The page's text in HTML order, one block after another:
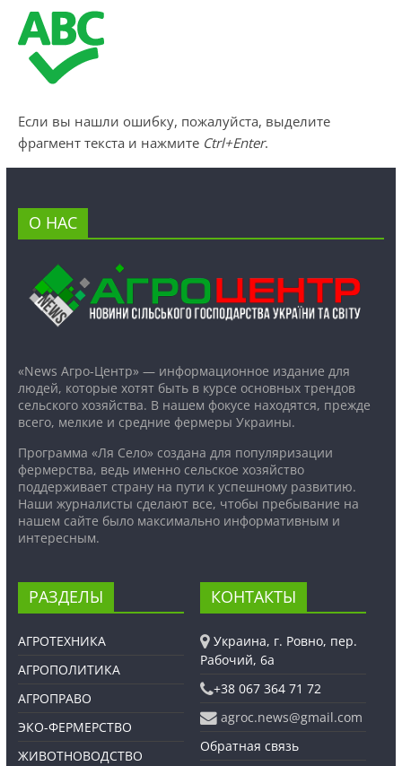
Если вы нашли ошибку, пожалуйста, выделите
фрагмент текста и нажмите Ctrl+Enter.
О НАС
«News Агро-Центр» — информационное издание для
людей, которые хотят быть в курсе основных трендов
сельского хозяйства. В нашем фокусе находятся, прежде
всего, мелкие и средние фермеры Украины.
Программа «Ля Село» создана для популяризации
фермерства, ведь именно сельское хозяйство
поддерживает страну на пути к успешному развитию.
Наши журналисты сделают все, чтобы пребывание на
нашем сайте было максимально информативным и
интересным.
РАЗДЕЛЫ
АГРОТЕХНИКА
АГРОПОЛИТИКА
АГРОПРАВО
ЭКО-ФЕРМЕРСТВО
ЖИВОТНОВОДСТВО
КОНТАКТЫ
Украина, г. Ровно, пер.
Рабочий, 6а
+38 067 364 71 72
agroc.news@gmail.com
Обратная связь